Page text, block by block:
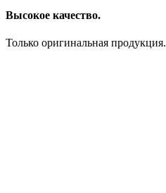
Высокое качество.
Только оригинальная продукция.